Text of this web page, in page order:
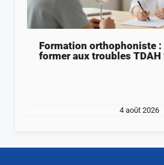
Formation orthophoniste
former aux troubles TDAH
4 août 2026